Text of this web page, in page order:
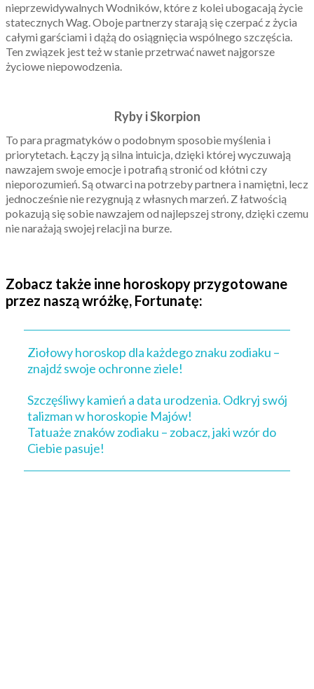
nieprzewidywalnych Wodników, które z kolei ubogacają życie
statecznych Wag. Oboje partnerzy starają się czerpać z życia
całymi garściami i dążą do osiągnięcia wspólnego szczęścia.
Ten związek jest też w stanie przetrwać nawet najgorsze
życiowe niepowodzenia.
Ryby i Skorpion
To para pragmatyków o podobnym sposobie myślenia i
priorytetach. Łączy ją silna intuicja, dzięki której wyczuwają
nawzajem swoje emocje i potrafią stronić od kłótni czy
nieporozumień. Są otwarci na potrzeby partnera i namiętni, lecz
jednocześnie nie rezygnują z własnych marzeń. Z łatwością
pokazują się sobie nawzajem od najlepszej strony, dzięki czemu
nie narażają swojej relacji na burze.
Zobacz także inne horoskopy przygotowane
przez naszą wróżkę, Fortunatę:
Ziołowy horoskop dla każdego znaku zodiaku –
znajdź swoje ochronne ziele!
Szczęśliwy kamień a data urodzenia. Odkryj swój
talizman w horoskopie Majów!
Tatuaże znaków zodiaku – zobacz, jaki wzór do
Ciebie pasuje!